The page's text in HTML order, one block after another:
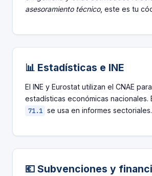
asesoramiento técnico, este es tu
📊 Estadísticas e INE
El INE y Eurostat utilizan el CNAE
estadísticas económicas nacionales.
71.1 se usa en informes sectoriales.
💶 Subvenciones y